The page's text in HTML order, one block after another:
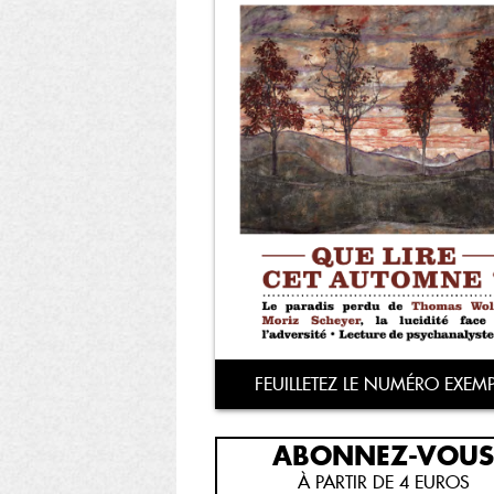
FEUILLETEZ LE NUMÉRO
ABONNEZ-VOUS
À PARTIR DE 4 EUROS